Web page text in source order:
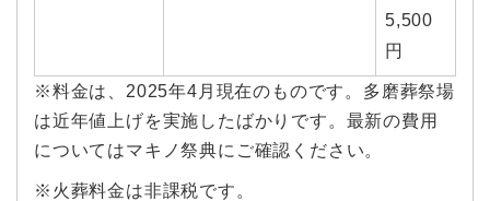
5,500
円
※料金は、2025年4月現在のものです。多磨葬祭場
は近年値上げを実施したばかりです。最新の費用
についてはマキノ祭典にご確認ください。
※火葬料金は非課税です。